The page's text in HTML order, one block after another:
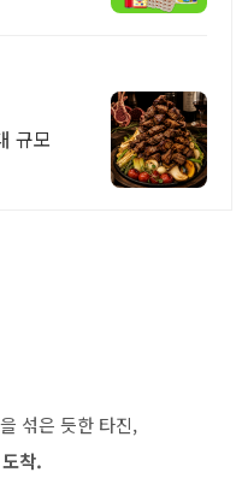
규모
섞은 듯한 타진,
착.